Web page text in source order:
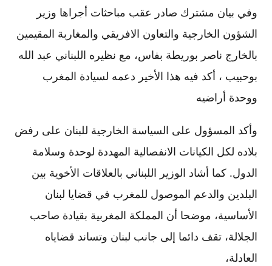
وفي بيان مشترك صادر عقب مباحثات أجراها وزير
الشؤون الخارجية والتعاون الافريقي والمغاربة المقيمين
بالخارج ناصر بوريطة بفاس، مع نظيره اللبناني عبد الله
بوحبيب ، أكد فيه هذا الأخير دعمه لسيادة المغرب
ووحدة أراضيه
وأكد المسؤول على السياسة الخارجية للبنان على رفض
بلاده لكل الكيانات الانفصالية المهددة لوحدة وسلامة
الدول. كما أشاد الوزير اللبناني بالعلاقات الأخوية بين
البلدين والدعم الموصول للمغرب في قضايا لبنان
الأساسية، موضحا أن المملكة المغربية بقيادة صاحب
الجلالة، تقف دائما إلى جانب لبنان وتساند قضاياه
العادلة،